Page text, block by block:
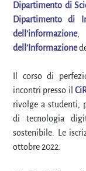
Dipartimento di
Dipartimento di
dell’informazione,
dell’Informazione
Il corso di
incontri presso il
rivolge a studenti,
di tecnologia
sostenibile. Le
ottobre 2022.